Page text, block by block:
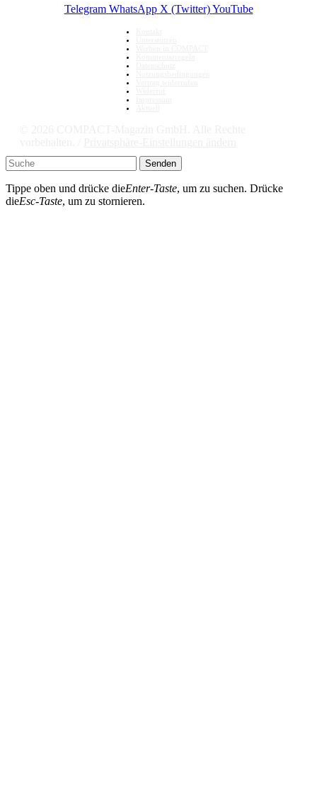
Telegram WhatsApp X (Twitter) YouTube
Senden
Tippe oben und drücke dieEnter-Taste, um zu suchen. Drücke
dieEsc-Taste, um zu stornieren.